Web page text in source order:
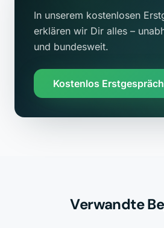
In unserem kostenlosen
erklären wir Dir alles –
und bundesweit.
Kostenlos
Verwandte